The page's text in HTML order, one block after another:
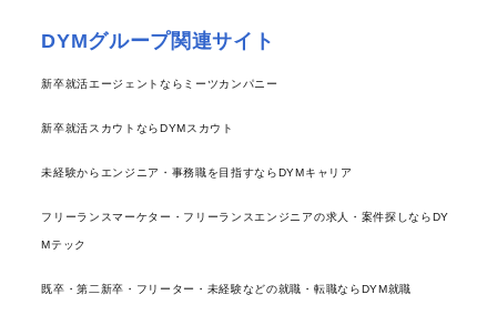
DYMグループ関連サイト
新卒就活エージェントならミーツカンパニー
新卒就活スカウトならDYMスカウト
未経験からエンジニア・事務職を目指すならDYMキャリア
フリーランスマーケター・フリーランスエンジニアの求人・案件探しならDY
Mテック
既卒・第二新卒・フリーター・未経験などの就職・転職ならDYM就職